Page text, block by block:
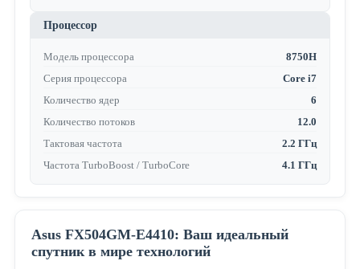
Процессор
Модель процессора
8750H
Серия процессора
Core i7
Количество ядер
6
Количество потоков
12.0
Тактовая частота
2.2 ГГц
Частота TurboBoost / TurboCore
4.1 ГГц
Asus FX504GM-E4410: Ваш идеальный
спутник в мире технологий